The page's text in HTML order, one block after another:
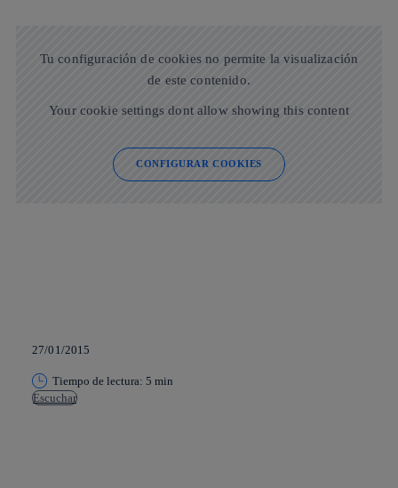
Tu configuración de cookies no permite la visualización
de este contenido.
Your cookie settings dont allow showing this content
CONFIGURAR COOKIES
27/01/2015
Tiempo de lectura: 5 min
Escuchar